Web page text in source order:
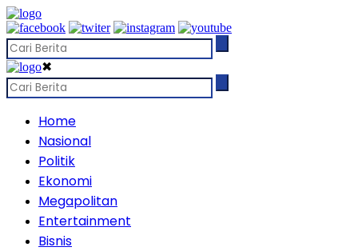
✖
Home
Nasional
Politik
Ekonomi
Megapolitan
Entertainment
Bisnis